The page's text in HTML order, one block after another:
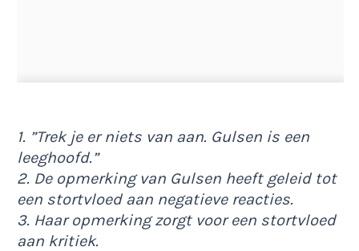
1. ”Trek je er niets van aan. Gulsen is een
leeghoofd.”
2. De opmerking van Gulsen heeft geleid tot
een stortvloed aan negatieve reacties.
3. Haar opmerking zorgt voor een stortvloed
aan kritiek.